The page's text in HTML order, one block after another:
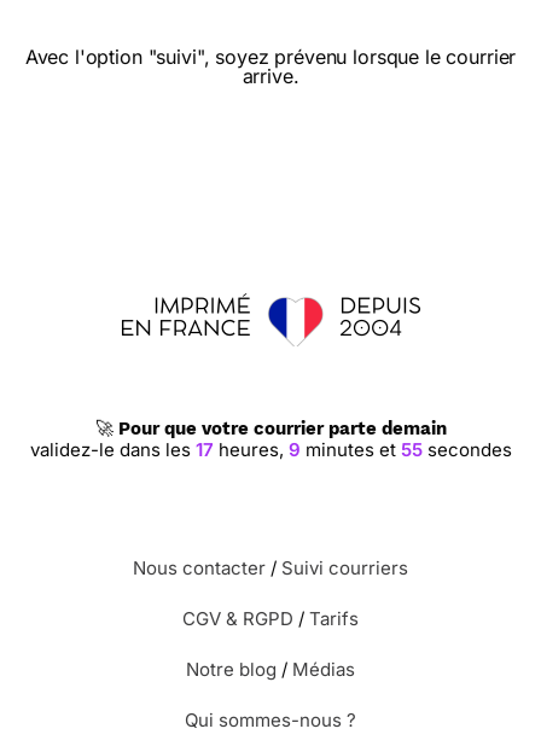
⭐⭐⭐⭐⭐ le 23/04/24 : C’est un
plaisir ! Jm
⭐⭐⭐⭐⭐ le 21/02/24 : Bon service à part
du retard pour réception cartes mais la
⭐⭐⭐⭐⭐ le 01/02/24 : Super!
Avec l'option "suivi", soyez prévenu lorsque le courrier
arrive.
🚀 Pour que votre courrier parte demain
validez-le dans les 17 heures, 9 minutes et 54 secondes
Nous contacter / Suivi courriers
CGV & RGPD / Tarifs
Notre blog / Médias
Qui sommes-nous ?